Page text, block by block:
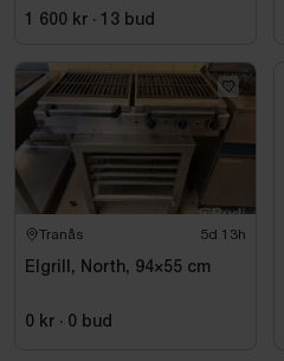
1 600 kr · 13 bud
Tranås 5d 13h
Elgrill, North, 94×55 cm
0 kr · 0 bud